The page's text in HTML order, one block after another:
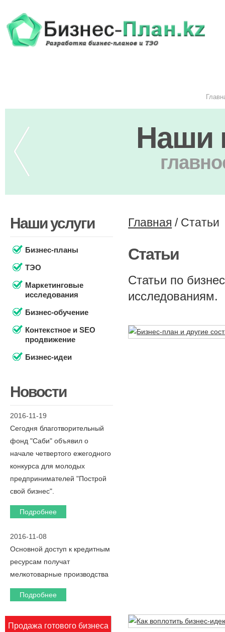
Наши
Наши услуги
Бизнес-планы
ТЭО
Маркетинговые
исследования
Бизнес-обучение
Контекстное и SEO
продвижение
Бизнес-идеи
Новости
2016-11-19
Сегодня благотворительный
фонд "Саби" объявил о
начале четвертого ежегодного
конкурса для молодых
предпринимателей "Построй
свой бизнес".
Подробнее
2016-11-08
Основной доступ к кредитным
ресурсам получат
мелкотоварные производства
Подробнее
Продажа готового бизнеса
Главная / Статьи
Статьи
Статьи по
исследованиям.